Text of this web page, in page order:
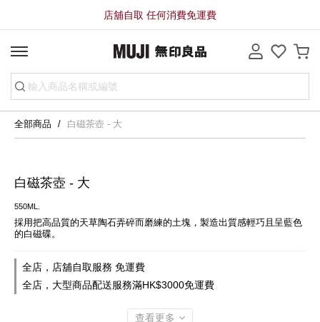
店舖自取 任何消費免運費
全部商品 白磁茶壺 - 大
白磁茶壺 - 大
550ML.
採用把高品質的天草陶石弄碎而磨練的土塊，製造出質感輕巧且呈藍色
的白磁碟。
全店，店舖自取服務 免運費
全店，大型商品配送服務滿HK$3000免運費
查看更多